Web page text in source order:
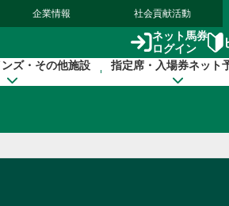
企業情報 社会貢献活動
ネット馬券
ログイン
ズ・その他施設 指定席・入場券ネット